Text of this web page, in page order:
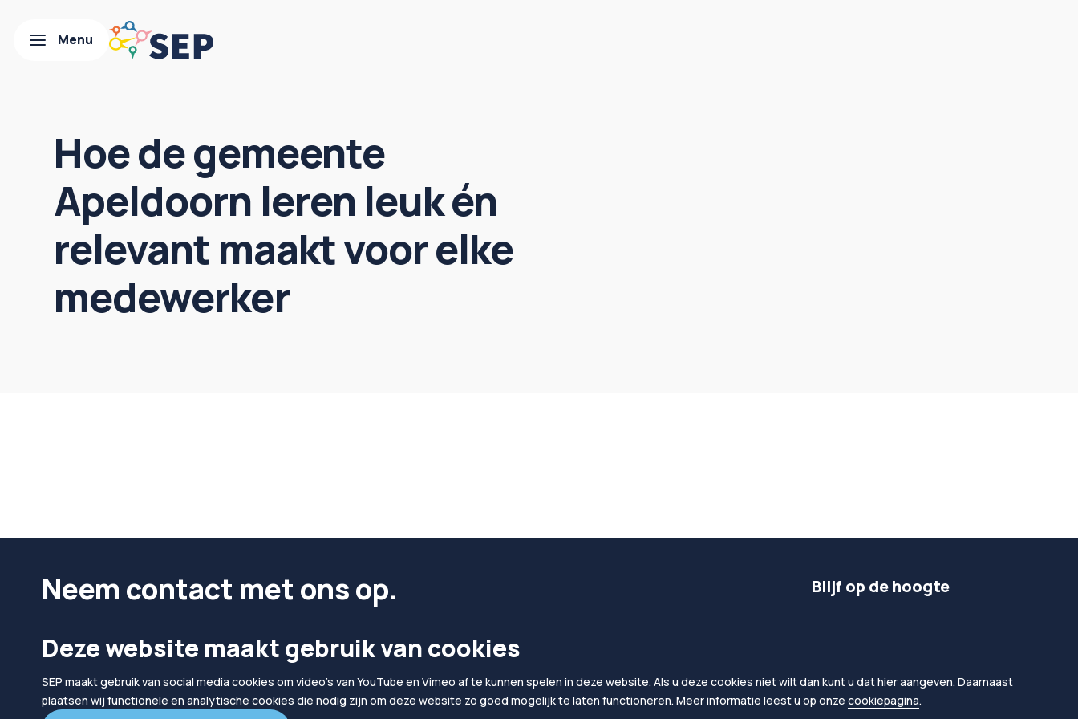
Hoe de gemeente
Apeldoorn leren leuk én
relevant maakt voor elke
medewerker
Neem contact met ons op.
024 302 10 10 hallo@sep.nl
Blijf op de hoogte
Volg ons op linkedIn
Deze website maakt gebruik van cookies
SEP maakt gebruik van social media cookies om video's van YouTube en Vimeo af te kunnen spelen in deze website. Als u deze cookies niet wilt dan kunt u dat hier aangeven. Daarnaast
plaatsen wij functionele en analytische cookies die nodig zijn om deze website zo goed mogelijk te laten functioneren. Meer informatie leest u op onze cookiepagina.